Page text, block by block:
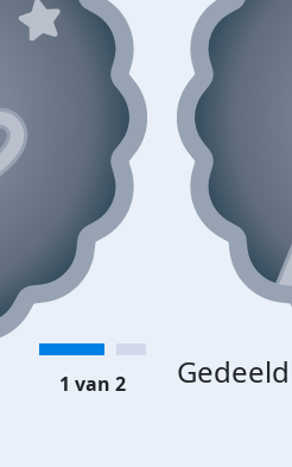
1 van 2